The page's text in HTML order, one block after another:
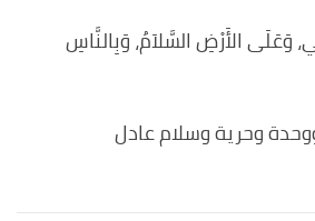
وَعَلَى الأَرْضِ السَّلاَمُ، وَبِالنَّاسِ
وحرية وسلام عادل